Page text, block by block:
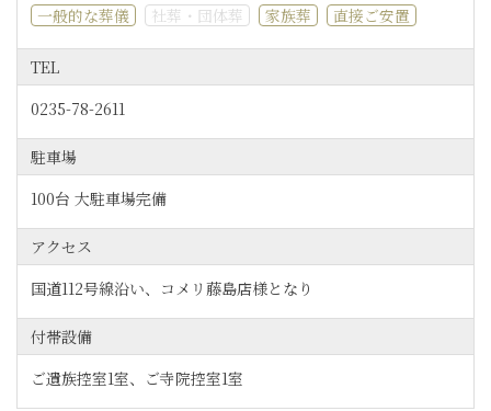
一般的な葬儀 社葬・団体葬 家族葬 直接ご安置
TEL
0235-78-2611
駐車場
100台 大駐車場完備
アクセス
国道112号線沿い、コメリ藤島店様となり
付帯設備
ご遺族控室1室、ご寺院控室1室